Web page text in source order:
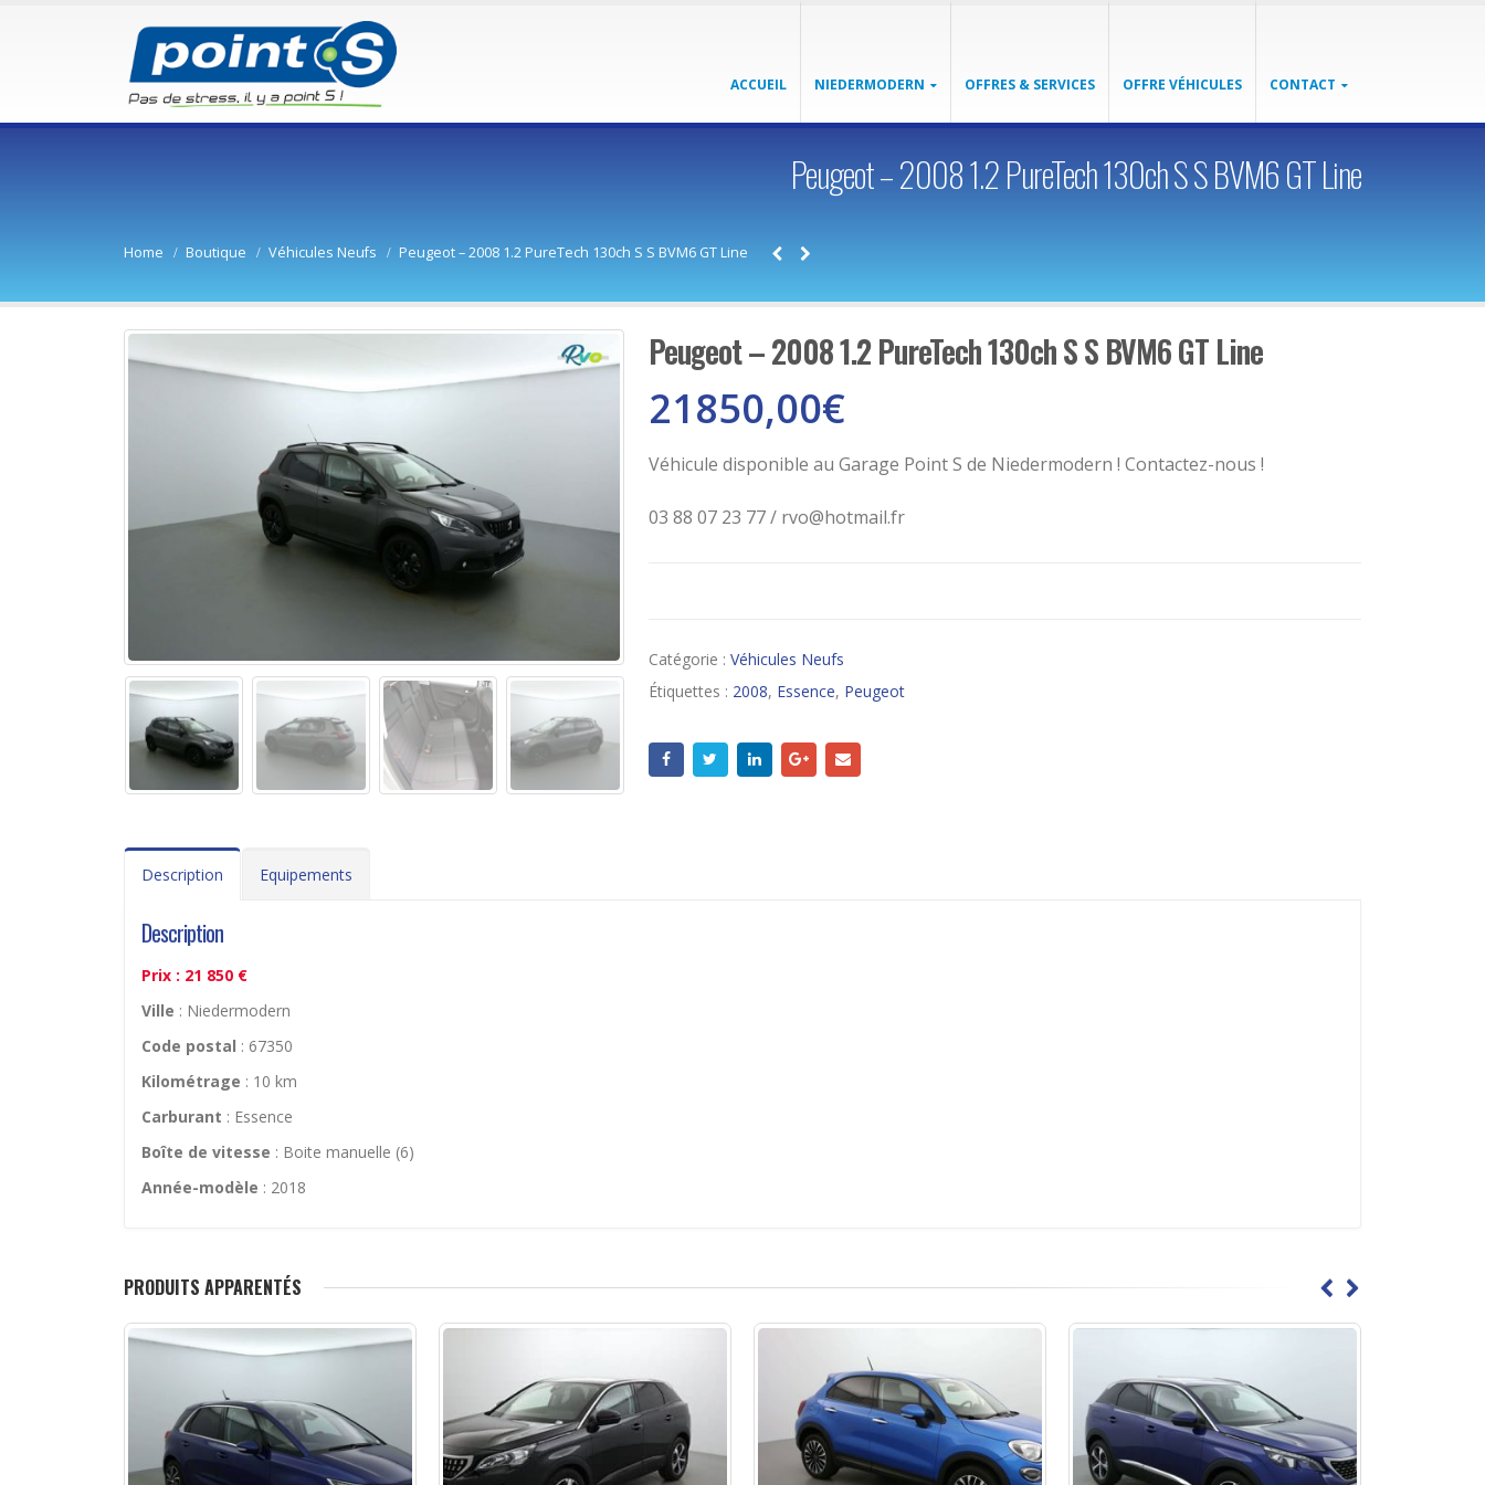
ACCUEIL NIEDERMODERN OFFRES & SERVICES OFFRE VÉHICULES CONTACT
Peugeot – 2008 1.2 PureTech 130ch S S BVM6 GT Line
Home Boutique Véhicules Neufs Peugeot – 2008 1.2 PureTech 130ch S S BVM6 GT Line
Peugeot – 2008 1.2 PureTech 130ch S S BVM6 GT Line
21850,00€
Véhicule disponible au Garage Point S de Niedermodern ! Contactez-nous !
03 88 07 23 77 / rvo@hotmail.fr
Catégorie : Véhicules Neufs
Étiquettes : 2008, Essence, Peugeot
Description Equipements
Description
Prix : 21 850 €
Ville : Niedermodern
Code postal : 67350
Kilométrage : 10 km
Carburant : Essence
Boîte de vitesse : Boite manuelle (6)
Année-modèle : 2018
PRODUITS APPARENTÉS